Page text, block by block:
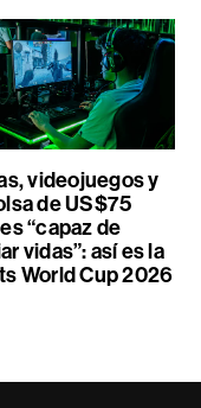
videojuegos y
de US$75
“capaz de
vidas”: así es la
World Cup 2026